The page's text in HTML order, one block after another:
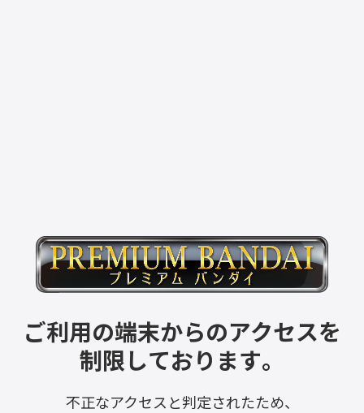
ご利用の端末からのアクセスを
制限しております。
不正なアクセスと判定されたため、